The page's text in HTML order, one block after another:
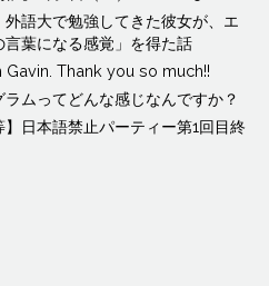
語大で勉強してきた彼女が、エ
葉になる感覚」を得た話
Thank you so much!!
ムってどんな感じなんですか？
】日本語禁止パーティー第1回目終